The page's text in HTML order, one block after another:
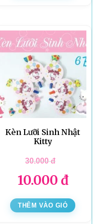
Kèn Lưỡi Sinh Nhật
Kitty
30.000đ
10.000 đ
THÊM VÀO GIỎ